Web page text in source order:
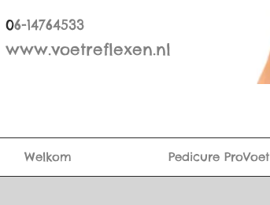
06-14764533
www.voetreflexen.nl
Welkom Pedicure ProVoet